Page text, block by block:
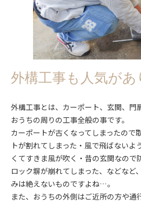
外構工事も人気があ
外構工事とは、カーポート、玄関、門
おうちの周りの工事全般の事です。
カーポートが古くなってしまったので
トが割れてしまった・風で飛ばないよ
くてすきま風が吹く・昔の玄関なので
ロック塀が崩れてしまった、などなど
みは絶えないものですよね…。
また、おうちの外側はご近所の方や通